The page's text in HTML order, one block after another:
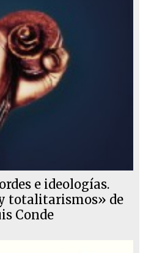
e ideologías.
totalitarismos» de
Conde